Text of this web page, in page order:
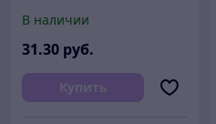
В наличии
31.30 руб.
Купить